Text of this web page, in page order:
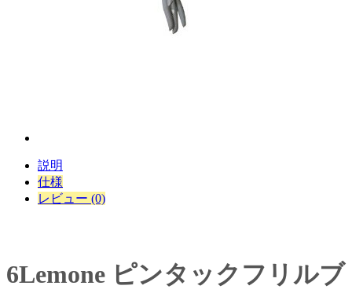
説明
仕様
レビュー (0)
6Lemone ピンタックフリルブ